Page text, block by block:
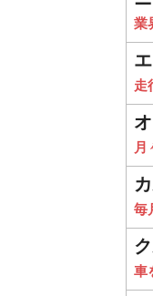
業
走
月
毎
車